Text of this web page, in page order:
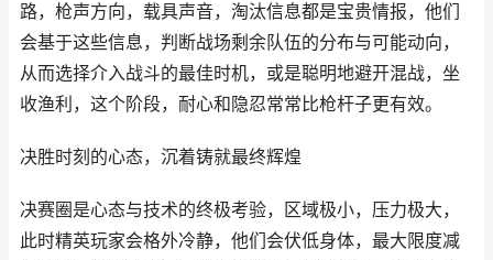
路，枪声方向，载具声音，淘汰信息都是宝贵情报，他们
会基于这些信息，判断战场剩余队伍的分布与可能动向，
从而选择介入战斗的最佳时机，或是聪明地避开混战，坐
收渔利，这个阶段，耐心和隐忍常常比枪杆子更有效。
决胜时刻的心态，沉着铸就最终辉煌
决赛圈是心态与技术的终极考验，区域极小，压力极大，
此时精英玩家会格外冷静，他们会伏低身体，最大限度减